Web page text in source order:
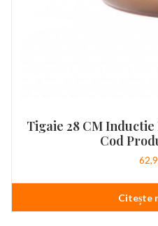
Tigaie 28 CM
Cod
Citește